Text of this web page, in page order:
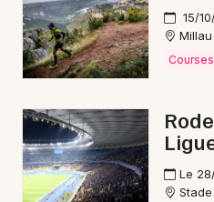
Newsletter des sorties
Artistes en tournée
Actus à Saint-Affrique
Magazine à Saint-
15/
Millau
Courses
Le